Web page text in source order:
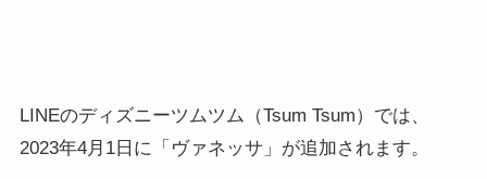
LINEのディズニーツムツム（Tsum Tsum）では、
2023年4月1日に「ヴァネッサ」が追加されます。